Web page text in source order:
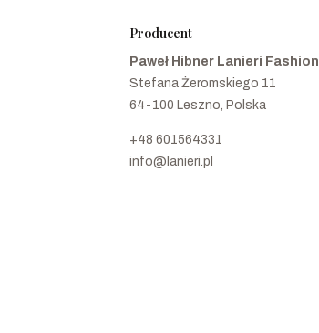
Producent
Paweł Hibner Lanieri Fashion
Stefana Żeromskiego 11
64-100 Leszno, Polska
+48 601564331
info@lanieri.pl